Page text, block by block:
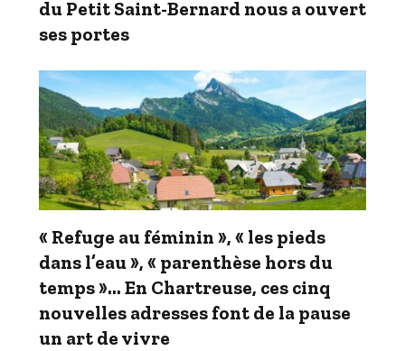
du Petit Saint-Bernard nous a ouvert
ses portes
« Refuge au féminin », « les pieds
dans l’eau », « parenthèse hors du
temps »… En Chartreuse, ces cinq
nouvelles adresses font de la pause
un art de vivre